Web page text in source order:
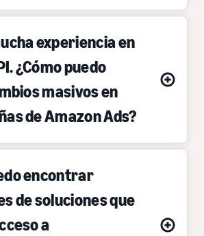
experiencia en
¿Cómo puedo
masivos en
de Amazon Ads?
encontrar
de soluciones que
a